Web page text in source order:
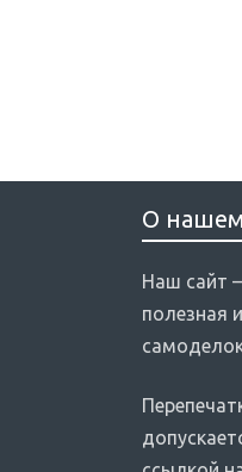
О нашем
Наш сайт
полезная